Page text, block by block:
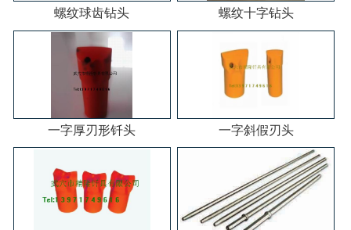
螺纹球齿钻头 螺纹十字钻头
一字厚刃形钎头 一字斜假刃头